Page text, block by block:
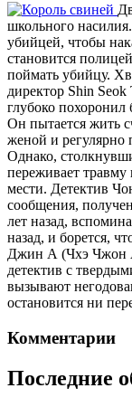
школьного
убийцей, чтобы
становится
поймать убийцу.
директор Shin
глубоко похоронил
Он пытается жить
женой и регулярно
Однако,
переживает
мести. Детектив
сообщения,
лет назад,
назад, и борется,
Джин А (Чхэ Чжон
детектив с
вызывают
остановится ни
Комментарии
Последние